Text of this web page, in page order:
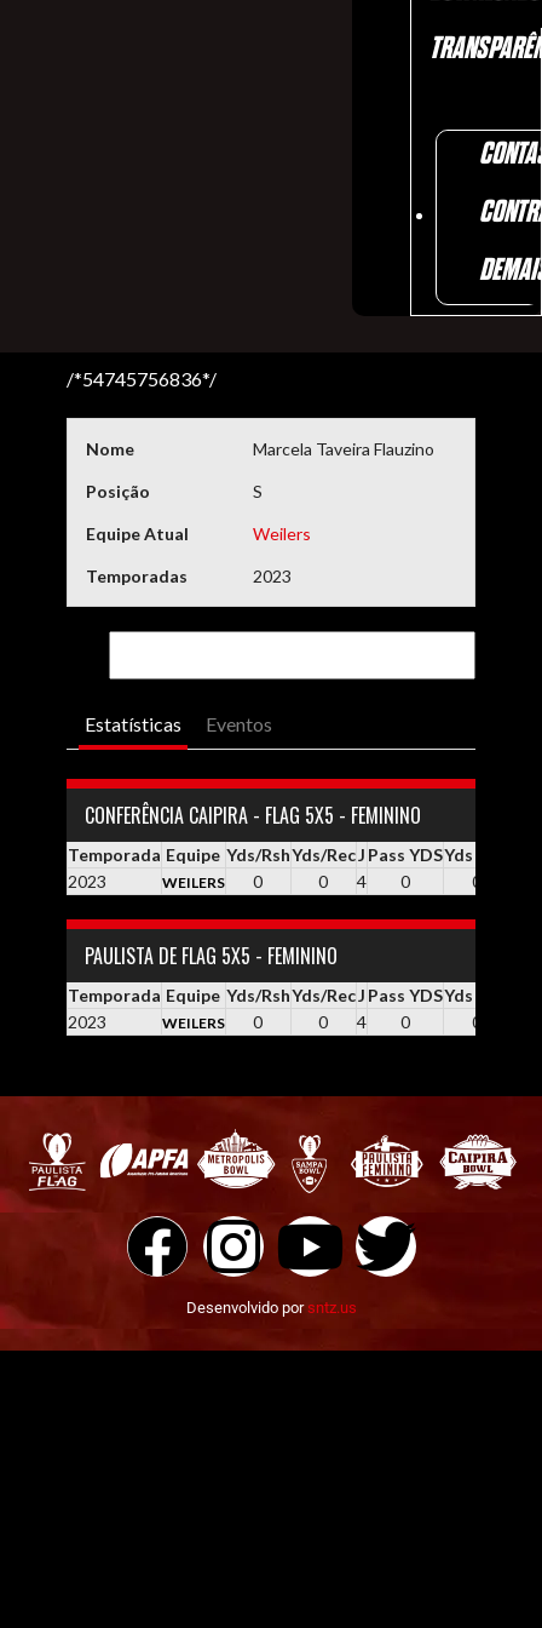
/*54745756836*/
Nome Marcela Taveira Flauzino
Posição S
Equipe Atual Weilers
Temporadas 2023
Estatísticas Eventos
CONFERÊNCIA CAIPIRA - FLAG 5X5 - FEMININO
Temporada Equipe Yds/RshYds/RecJ Pass YDSYds / Pass
2023
WEILERS 0 0 4 0 0.0
PAULISTA DE FLAG 5X5 - FEMININO
Temporada Equipe Yds/RshYds/RecJ Pass YDSYds / Pass
2023
WEILERS 0 0 4 0 0.0
Desenvolvido porsntz.us